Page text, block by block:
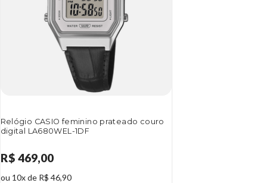
Relógio CASIO feminino prateado couro
digital LA680WEL-1DF
R$ 469,00
ou 10x de R$ 46,90